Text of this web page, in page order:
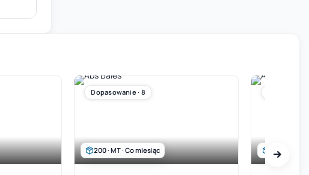
200 · MT · Co miesiąc
Dopasowanie · 8
300 · MT ·